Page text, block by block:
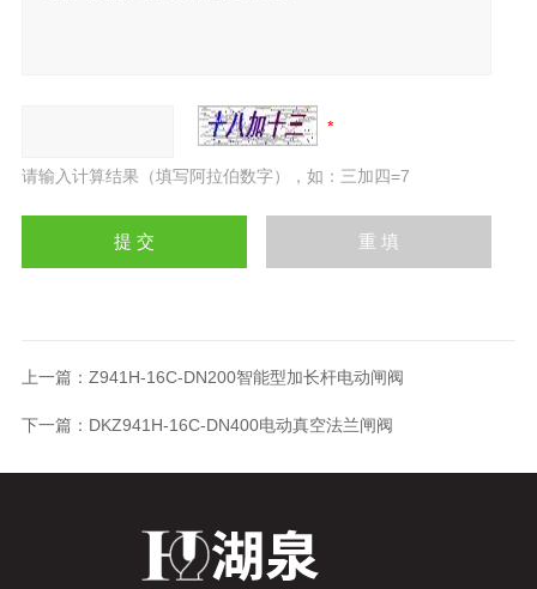
请输入计算结果（填写阿拉伯数字），如：三加四=7
上一篇： Z941H-16C-DN200智能型加长杆电动闸阀
下一篇： DKZ941H-16C-DN400电动真空法兰闸阀